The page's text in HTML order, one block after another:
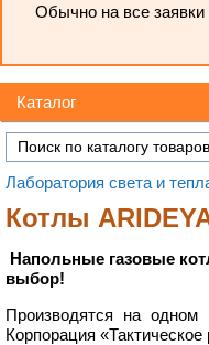
Обычно на все заявки
Каталог
Лаборатория света и
Котлы
Напольные газовые
выбор!
Производятся на
Корпорация